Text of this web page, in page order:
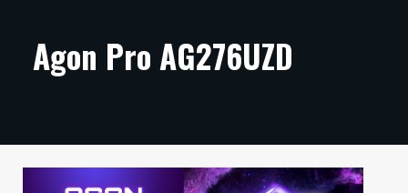
ARTIKKELIT
TECHBBS
Agon Pro AG276UZD